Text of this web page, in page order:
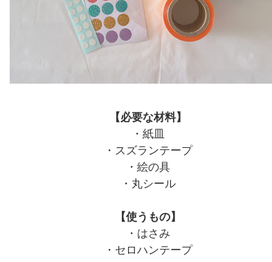
【必要な材料】
・紙皿
・スズランテープ
・絵の具
・丸シール
【使うもの】
・はさみ
・セロハンテープ